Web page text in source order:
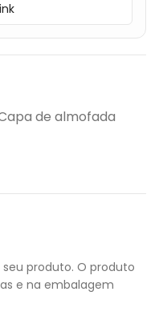
de almofada
produto. O produto
e na embalagem